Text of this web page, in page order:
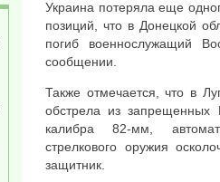
Украина потеряла еще
позиций, что в Донецкой
погиб военнослужащий
сообщении.
Также отмечается, что в
обстрела из запрещенных
калибра 82-мм,
стрелкового оружия
защитник.